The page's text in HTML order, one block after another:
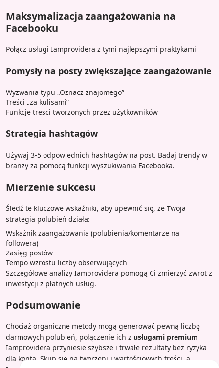
Maksymalizacja zaangażowania na
Facebooku
Połącz usługi Iamprovidera z tymi najlepszymi praktykami:
Pomysły na posty zwiększające zaangażowanie
Wyzwania typu „Oznacz znajomego”
Treści „za kulisami”
Funkcje treści tworzonych przez użytkowników
Strategia hashtagów
Używaj 3-5 odpowiednich hashtagów na post. Badaj trendy w
branży za pomocą funkcji wyszukiwania Facebooka.
Mierzenie sukcesu
Śledź te kluczowe wskaźniki, aby upewnić się, że Twoja
strategia polubień działa:
Wskaźnik zaangażowania (polubienia/komentarze na
followera)
Zasięg postów
Tempo wzrostu liczby obserwujących
Szczegółowe analizy Iamprovidera pomogą Ci zmierzyć zwrot z
inwestycji z płatnych usług.
Podsumowanie
Chociaż organiczne metody mogą generować pewną liczbę
darmowych polubień, połączenie ich z usługami premium
Iamprovidera przyniesie szybsze i trwałe rezultaty bez ryzyka
dla konta. Skup się na tworzeniu wartościowych treści, a